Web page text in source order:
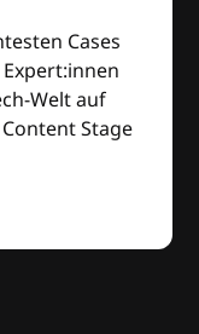
Cases
Welt auf
Stage